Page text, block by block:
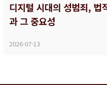
디지털 시대의 성범죄, 법
과 그 중요성
2026-07-13